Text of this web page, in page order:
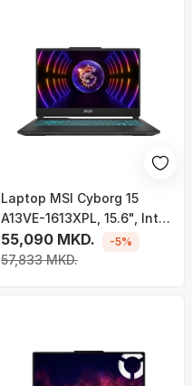
Laptop MSI Cyborg 15
A13VE-1613XPL, 15.6", Intel
Core i5-13420H, 16GB RAM,
512GB SSD, NVIDIA GeForce
55,090 MKD.
57,833 MKD.
-5%